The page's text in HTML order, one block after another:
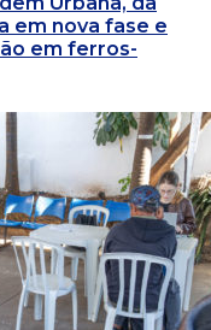
em nova fase e
em ferros-